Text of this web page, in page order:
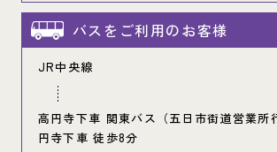
バスをご利用のお客様
JR中央線
高円寺下車 関東バス（五日市街道営業所
円寺下車 徒歩8分